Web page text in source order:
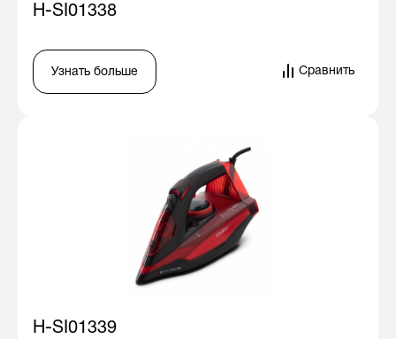
H-SI01338
Узнать больше Сравнить
H-SI01339